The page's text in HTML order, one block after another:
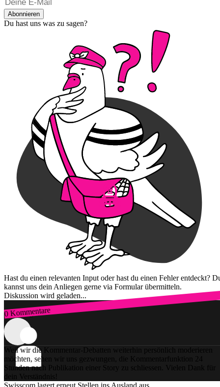
Abonnieren
Du hast uns was zu sagen?
Hast du einen relevanten Input oder hast du einen Fehler entdeckt?
kannst uns dein Anliegen gerne via Formular übermitteln.
Diskussion wird geladen...
0 Kommentare
Zum Login
Weil wir die Kommentar-Debatten weiterhin persönlich moderieren
möchten, sehen wir uns gezwungen, die Kommentarfunktion 24
Stunden nach Publikation einer Story zu schliessen. Vielen Dank für
dein Verständnis!
Swisscom lagert erneut Stellen ins Ausland aus